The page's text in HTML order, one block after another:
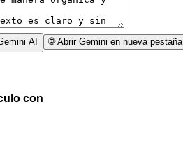
AI 🌐 Abrir Gemini en nueva pestaña
con